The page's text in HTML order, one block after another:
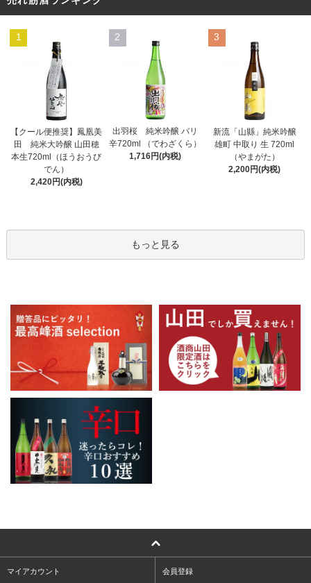
1
【クール便推奨】鳳凰美
田 純米大吟醸 山田穂
本生720ml（ほうおうび
でん）
2,420円(内税)
2
出羽桜 純米吟醸 バリ
辛720ml （でわざくら）
1,716円(内税)
3
新流「山縣」純米吟醸
雄町 中取り 生 720ml
（やまがた）
2,200円(内税)
もっと見る
マイアカウント 会員登録